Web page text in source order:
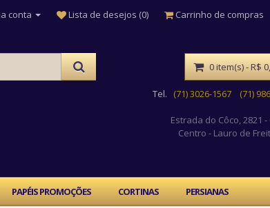
conta Lista de desejos (0) Carrinho de compras
Tel. (71) 3026-1567 (71)
Estrada do Côco, 2821
Centro - Lauro de
0 item(s) - R$
PAPÉIS PROMOÇÕES CORTINAS PERSIANAS